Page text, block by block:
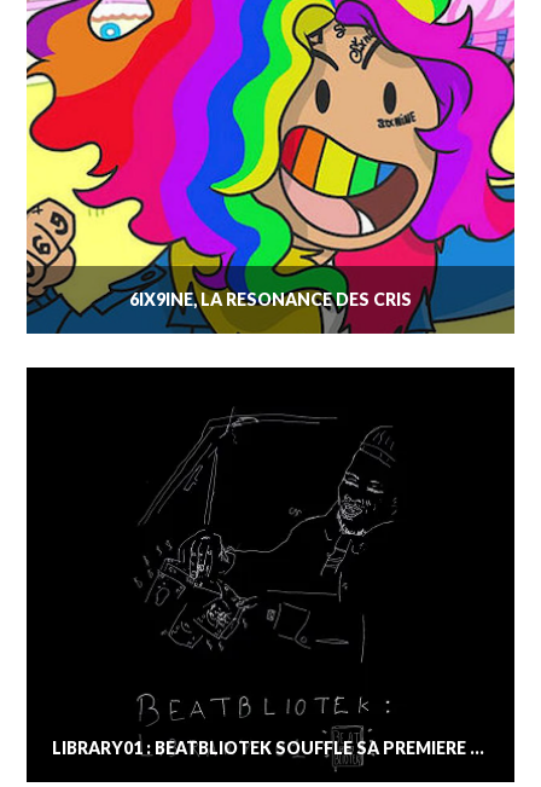
6IX9INE, LA RÉSONANCE DES CRIS
LIBRARY01 : BEATBLIOTEK SOUFFLE SA PREMIÈRE BOUGIE